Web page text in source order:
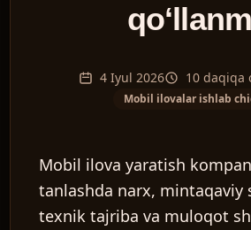
4 Iyul 2026 10 daqiqa
Mobil ilovalar ishlab
Mobil ilova yaratish
tanlashda narx, mintaqaviy
texnik tajriba va muloqot